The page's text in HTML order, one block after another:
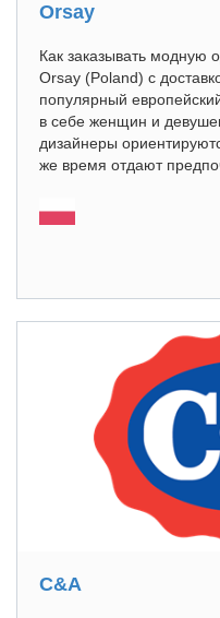
Orsay
Как заказывать модную
Orsay (Poland) с
популярный
в себе женщин и
дизайнеры
же время отдают
C&A